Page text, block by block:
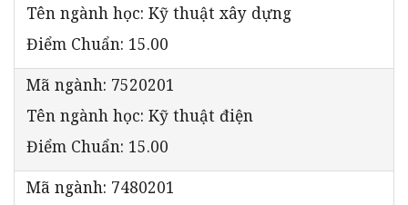
Tên ngành học: Kỹ thuật xây dựng
Điểm Chuẩn: 15.00
Mã ngành: 7520201
Tên ngành học: Kỹ thuật điện
Điểm Chuẩn: 15.00
Mã ngành: 7480201